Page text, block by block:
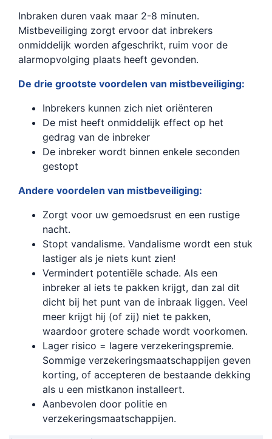
Inbraken duren vaak maar 2-8 minuten.
Mistbeveiliging zorgt ervoor dat inbrekers
onmiddelijk worden afgeschrikt, ruim voor de
alarmopvolging plaats heeft gevonden.
De drie grootste voordelen van mistbeveiliging:
Inbrekers kunnen zich niet oriënteren
De mist heeft onmiddelijk effect op het
gedrag van de inbreker
De inbreker wordt binnen enkele seconden
gestopt
Andere voordelen van mistbeveiliging:
Zorgt voor uw gemoedsrust en een rustige
nacht.
Stopt vandalisme. Vandalisme wordt een stuk
lastiger als je niets kunt zien!
Vermindert potentiële schade. Als een
inbreker al iets te pakken krijgt, dan zal dit
dicht bij het punt van de inbraak liggen. Veel
meer krijgt hij (of zij) niet te pakken,
waardoor grotere schade wordt voorkomen.
Lager risico = lagere verzekeringspremie.
Sommige verzekeringsmaatschappijen geven
korting, of accepteren de bestaande dekking
als u een mistkanon installeert.
Aanbevolen door politie en
verzekeringsmaatschappijen.